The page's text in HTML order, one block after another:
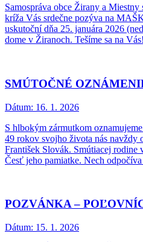
Samospráva obce Žirany a
kríža Vás srdečne pozýva na
uskutoční dňa 25. januára 2026
dome v Žiranoch. Tešíme sa na Vás!
SMÚTOČNÉ
Dátum: 16. 1. 2026
S hlbokým zármutkom
49 rokov svojho života nás navždy
František Slovák. Smútiacej rodine
Česť jeho pamiatke. Nech
POZVÁNKA –
Dátum: 15. 1. 2026